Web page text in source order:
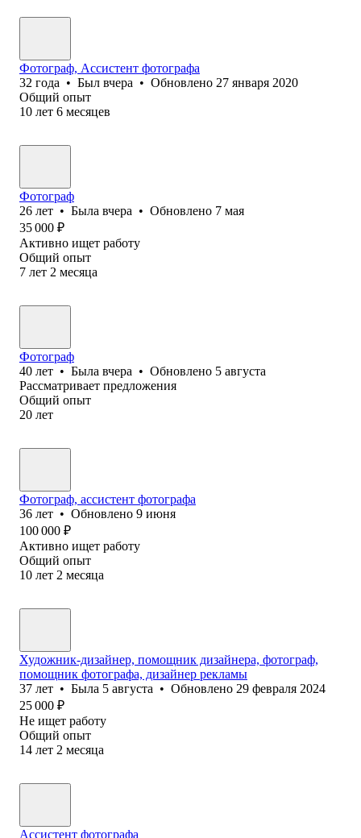
Фотограф, Ассистент фотографа
32 года • Был вчера • Обновлено 27 января 2020
Общий опыт
10 лет 6 месяцев
Фотограф
26 лет • Была вчера • Обновлено 7 мая
35 000 ₽
Активно ищет работу
Общий опыт
7 лет 2 месяца
Фотограф
40 лет • Была вчера • Обновлено 5 августа
Рассматривает предложения
Общий опыт
20 лет
Фотограф, ассистент фотографа
36 лет • Обновлено 9 июня
100 000 ₽
Активно ищет работу
Общий опыт
10 лет 2 месяца
Художник-дизайнер, помощник дизайнера, фотограф,
помощник фотографа, дизайнер рекламы
37 лет • Была 5 августа • Обновлено 29 февраля 2024
25 000 ₽
Не ищет работу
Общий опыт
14 лет 2 месяца
Ассистент фотографа